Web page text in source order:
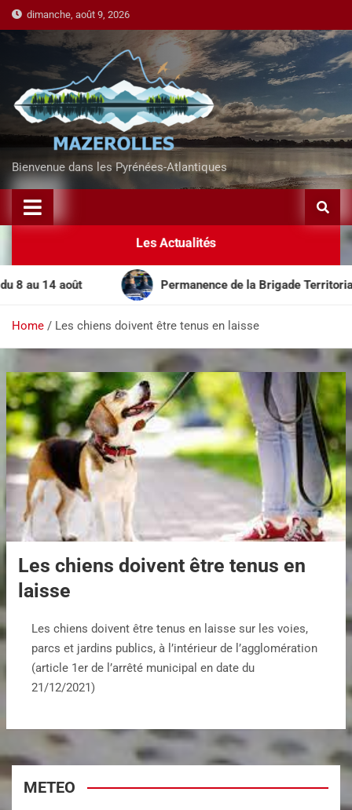
dimanche, août 9, 2026
Bienvenue dans les Pyrénées-Atlantiques
Les Actualités
14 août Permanence de la Brigade Territoriale
Home Les chiens doivent être tenus en laisse
Les chiens doivent être tenus en
laisse
Les chiens doivent être tenus en laisse sur les voies,
parcs et jardins publics, à l’intérieur de l’agglomération
(article 1er de l’arrêté municipal en date du
21/12/2021)
METEO